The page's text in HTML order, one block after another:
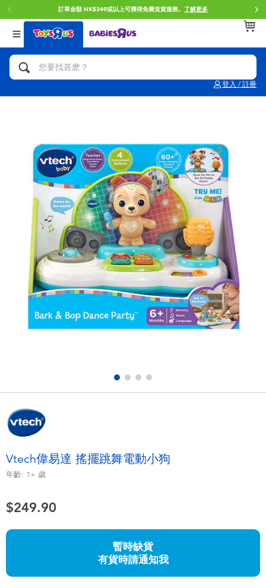
訂單金額 HK$349或以上可獲得免費送貨服務。 了解更多
登入 / 註冊
返回
分類目錄
人氣英雄,角色扮演,射擊玩具
玩具車,貨車,火車及遙控系列
手工藝,文具,蠟筆,泥膠,畫板
娃娃, 芭比,收藏公仔
電子玩具
毛毛公仔玩具
夏日用品
任天堂 Switch
返回
品牌
Brunch Brother 早午餐兄弟
Mini Brands
Play-Doh培樂多
Pokemon寶可夢
playpop
返回
年齢
0~2歳
8~11歳
12~14歳
14歳以上
Vtech偉易達 搖擺跳舞電動小狗
年齡: 1+ 歲
$249.90
暫時缺貨
有貨時請通知我